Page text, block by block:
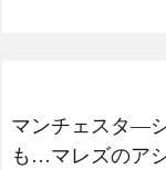
マンチェスタ―
も…マレズのア